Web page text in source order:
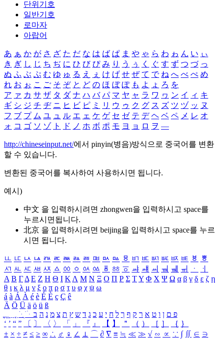
단위기호
일반기호
로마자
아랍어
あ ぁ か が さ ざ た だ な は ば ぱ ま や ゃ ら わ ゎ ん い ぃ
き ぎ し じ ち ぢ に ひ び ぴ み り う ぅ く ぐ す ず つ づ っ
ぬ ふ ぶ ぷ む ゆ ゅ る え ぇ け げ せ ぜ て で ね へ べ ぺ め
れ お ぉ こ ご そ ぞ と ど の ほ ぼ ぽ も よ ょ ろ を
ア ァ カ サ ザ タ ダ ナ ハ バ パ マ ヤ ャ ラ ワ ヮ ン イ ィ キ
ギ シ ジ チ ヂ ニ ヒ ビ ピ ミ リ ウ ゥ ク グ ス ズ ツ ヅ ッ ヌ
フ ブ プ ム ユ ュ ル エ ェ ケ ゲ セ ゼ テ デ ヘ ベ ペ メ レ オ
ォ コ ゴ ソ ゾ ト ド ノ ホ ボ ポ モ ヨ ョ ロ ヲ ―
http://chineseinput.net/에서 pinyin(병음)방식으로 중국어를 변환
할 수 있습니다.
변환된 중국어를 복사하여 사용하시면 됩니다.
예시)
中文 을 입력하시려면 zhongwen을 입력하시고 space를
누르시면됩니다.
北京 을 입력하시려면 beijing을 입력하시고 space를 누르
시면 됩니다.
ㅥ ㅦ ㅧ ㅨ ㅩ ㅪ ㅫ ㅬ ㅭ ㅮ ㅯ ㅰ ㅱ ㅲ ㅳ ㅴ ㅵ ㅶ ㅷ ㅸ
ㅹ
ㅺ ㅻ ㅼ ㅽ ㅾ ㅿ ㆀ ㆁ ㆂ ㆃ ㆄ ㆅ ㆆ ㆇ ㆈ ㆉ ㆊ ㆋ ㆌ ㆍ
ㆎ
Α Β ΓΔ Ε Ζ Η Θ Ι ΚΛ Μ Ν Ξ Ο Π Ρ Σ ΤΥ Φ Χ Ψ Ω α β γ δ ε ζ η
θ ι κ λ μ ν ξ ο π ρ σ τ υ φ χ ψ ω
á à Á À é è É È ç Ç ê
Ä Ö Ü ä ö ü ß
ִֶֹ ֻּ ׁׂ פ ם ן ו ט א ר ק ף ך ל ח י ע כ ג ד ש ץ ת צ מ נ ה ב
‘ ’ “ ” 〔 〕 〈 〉 「 」 『 』 【 】 ＂ （ ） ［ ］ ｛ ｝
± × ÷ ≠ ≤ ≥ ∞ ∴ ♂ ♀ ∠ ⊥ ⌒ ∂ ∇ ≡ ≒ ≪ ≫ √ ∽ ∝ ∵ ∫ ∬ ∈ ∋